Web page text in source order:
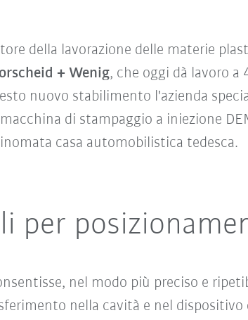
della lavorazione delle materie
+ Wenig, che oggi dà lavoro a
nuovo stabilimento l'azienda
di stampaggio a iniezione
casa automobilistica tedesca.
per
nel modo più preciso e
nella cavità e nel